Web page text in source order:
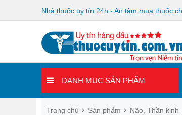
Nhà thuốc uy tín 24h - An tâm mua thuốc
DANH MỤC SẢN PHẨM
Trang chủ Sản phẩm Não, Thần kinh